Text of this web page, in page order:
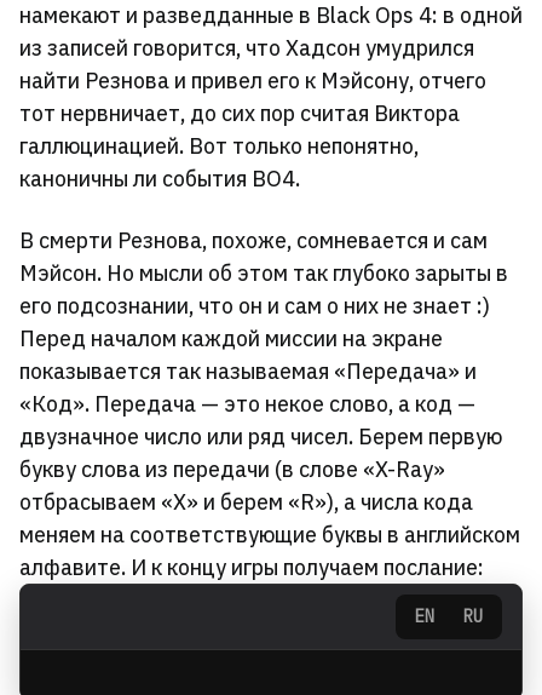
намекают и разведданные в Black Ops 4: в одной
из записей говорится, что Хадсон умудрился
найти Резнова и привел его к Мэйсону, отчего
тот нервничает, до сих пор считая Виктора
галлюцинацией. Вот только непонятно,
каноничны ли события BO4.
В смерти Резнова, похоже, сомневается и сам
Мэйсон. Но мысли об этом так глубоко зарыты в
его подсознании, что он и сам о них не знает :)
Перед началом каждой миссии на экране
показывается так называемая «Передача» и
«Код». Передача — это некое слово, а код —
двузначное число или ряд чисел. Берем первую
букву слова из передачи (в слове «X-Ray»
отбрасываем «Х» и берем «R»), а числа кода
меняем на соответствующие буквы в английском
алфавите. И к концу игры получаем послание:
EN RU